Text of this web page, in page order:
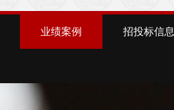
业绩案例 招投标信息